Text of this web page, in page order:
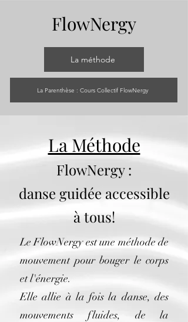
FlowNergy
La méthode
La Parenthèse : Cours Collectif FlowNergy
La Méthode
FlowNergy :
danse guidée accessible
à tous!
Le FlowNergy est une méthode de
mouvement pour bouger le corps
et l'énergie.
Elle allie à la fois la danse, des
mouvements fluides, de la